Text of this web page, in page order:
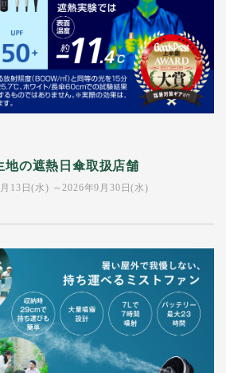
地の遮熱日傘取扱店舗
13日(水) ～2026年9月30日(水)